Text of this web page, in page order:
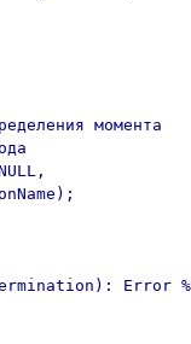
момента
Error